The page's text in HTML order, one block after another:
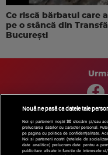
Ce riscă bărbatul care
pe o stâncă din
București
Copyright ©
Arhiva
Comunicate de
si conditii
Gestionați
Nouă ne pasă ca datele tale
Noi și partenerii noștri30 stocăm și/sau
prelucrarea datelor cu caracter personal.
pe pagina cu politica de confidențialitate.
Noi si partenerii nostri (retelele de
date analitice) prelucram date pentru a
publicitare afisate in functie de interesele